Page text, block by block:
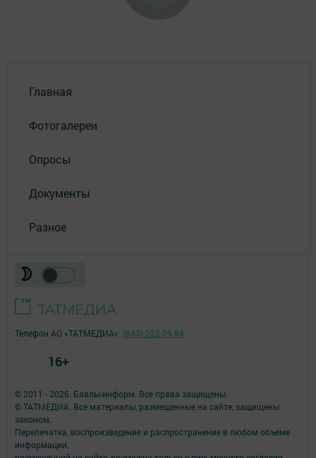
Главная
Фотогалереи
Опросы
Документы
Разное
© 2011 - 2026. Бавлы-информ. Все права защищены.
© ТАТМЕДИА. Все материалы, размещенные на сайте, защищены
законом.
Перепечатка, воспроизведение и распространение в любом объеме
информации,
Телефон АО «ТАТМЕДИА»: (843) 222 09 84
16+